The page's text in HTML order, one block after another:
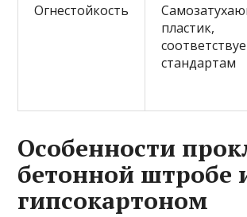
Огнестойкость
пластик,
стандартам
Особенности
бетонной штробе
гипсокартоном